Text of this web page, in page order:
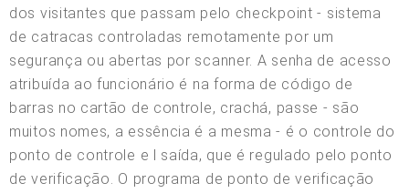
dos visitantes que passam pelo checkpoint - sistema
de catracas controladas remotamente por um
segurança ou abertas por scanner. A senha de acesso
atribuída ao funcionário é na forma de código de
barras no cartão de controle, crachá, passe - são
muitos nomes, a essência é a mesma - é o controle do
ponto de controle e l saída, que é regulado pelo ponto
de verificação. O programa de ponto de verificação